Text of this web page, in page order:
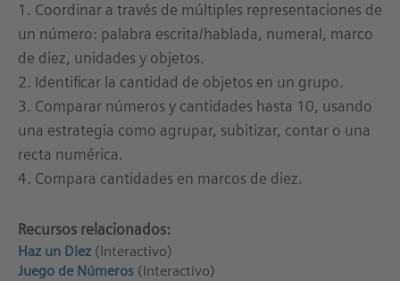
1. Coordinar a través de múltiples representaciones de
un número: palabra escrita/hablada, numeral, marco
de diez, unidades y objetos.
2. Identificar la cantidad de objetos en un grupo.
3. Comparar números y cantidades hasta 10, usando
una estrategia como agrupar, subitizar, contar o una
recta numérica.
4. Compara cantidades en marcos de diez.
Recursos relacionados:
Haz un Diez (Interactivo)
Juego de Números (Interactivo)